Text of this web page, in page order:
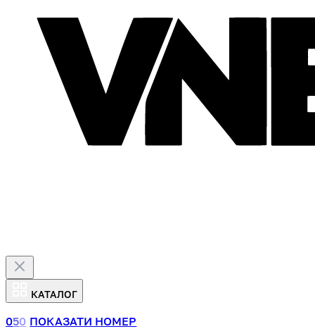
КАТАЛОГ
050 ПОКАЗАТИ НОМЕР